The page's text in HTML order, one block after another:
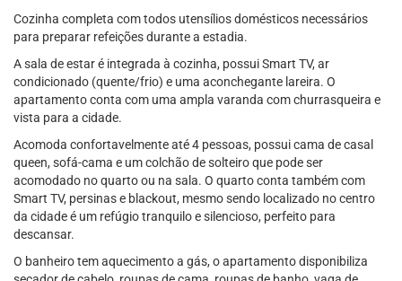
Cozinha completa com todos utensílios domésticos necessários
para preparar refeições durante a estadia.
A sala de estar é integrada à cozinha, possui Smart TV, ar
condicionado (quente/frio) e uma aconchegante lareira. O
apartamento conta com uma ampla varanda com churrasqueira e
vista para a cidade.
Acomoda confortavelmente até 4 pessoas, possui cama de casal
queen, sofá-cama e um colchão de solteiro que pode ser
acomodado no quarto ou na sala. O quarto conta também com
Smart TV, persinas e blackout, mesmo sendo localizado no centro
da cidade é um refúgio tranquilo e silencioso, perfeito para
descansar.
O banheiro tem aquecimento a gás, o apartamento disponibiliza